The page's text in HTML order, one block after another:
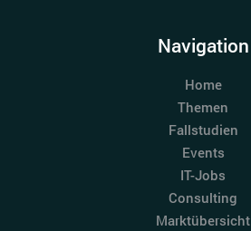
Navigation
Home
Themen
Fallstudien
Events
IT-Jobs
Consulting
Marktübersicht